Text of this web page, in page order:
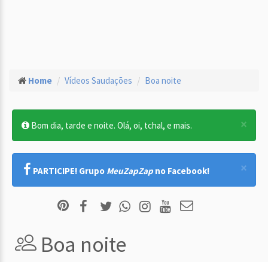
Home Vídeos Saudações Boa noite
×
Bom dia, tarde e noite. Olá, oi, tchal, e mais.
×
PARTICIPE! Grupo MeuZapZap no Facebook!
Boa noite